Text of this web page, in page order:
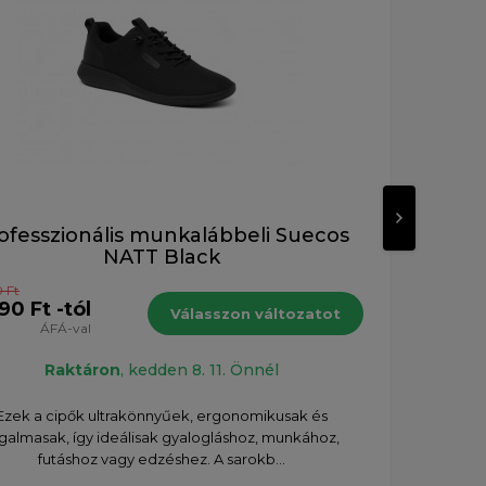
munkalábbeli Suecos
NATT Black
Ft
Ft -tól
ÁFÁ-val
Válasszon változatot
Raktáron, kedden 8. 11. Önnél
a cipők ultrakönnyűek, ergonomikusak és
így ideálisak gyalogláshoz, munkához,
futáshoz vagy edzéshez. A sarokb...